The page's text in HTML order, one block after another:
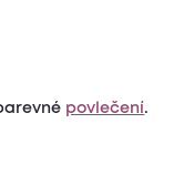
povlečení.